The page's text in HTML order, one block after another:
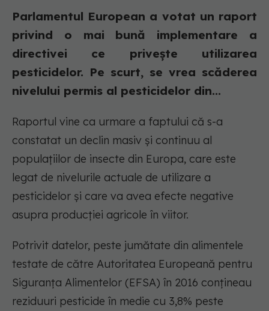
Parlamentul European a votat un raport
privind o mai bună implementare a
directivei ce privește utilizarea
pesticidelor. Pe scurt, se vrea scăderea
nivelului permis al pesticidelor din...
Raportul vine ca urmare a faptului că s-a
constatat un declin masiv și continuu al
populațiilor de insecte din Europa, care este
legat de nivelurile actuale de utilizare a
pesticidelor și care va avea efecte negative
asupra producției agricole în viitor.
Potrivit datelor, peste jumătate din alimentele
testate de către Autoritatea Europeană pentru
Siguranța Alimentelor (EFSA) în 2016 conțineau
reziduuri pesticide în medie cu 3,8% peste